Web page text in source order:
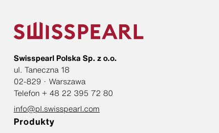
Swisspearl Polska Sp. z o.o.
ul. Taneczna 18
02-829 · Warszawa
Telefon + 48 22 395 72 80
info@pl.swisspearl.com
Produkty